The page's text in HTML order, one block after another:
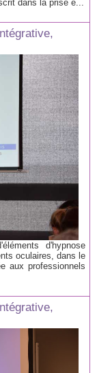
dans la prise e...
d'hypnose
oculaires, dans le
aux professionnels